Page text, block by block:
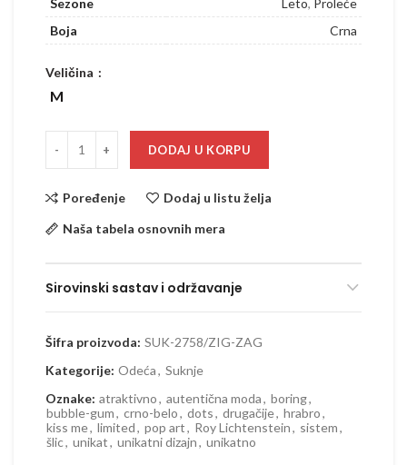
Sezone Leto, Proleće
Boja
Crna
Veličina
M
DODAJ U KORPU
Poređenje
Dodaj u listu želja
Naša tabela osnovnih mera
Sirovinski sastav i održavanje
Šifra proizvoda: SUK-2758/ZIG-ZAG
Kategorije: Odeća, Suknje
Oznake: atraktivno, autentična moda, boring,
bubble-gum, crno-belo, dots, drugačije, hrabro,
kiss me, limited, pop art, Roy Lichtenstein, sistem,
šlic, unikat, unikatni dizajn, unikatno